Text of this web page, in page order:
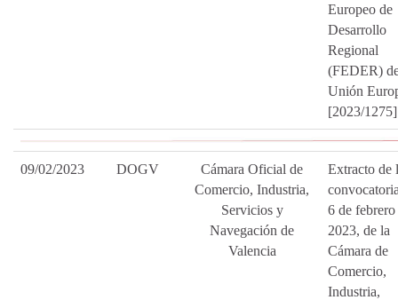
Europeo de
Desarrollo
Regional
(FEDER)
Unión
[2023/1275]
09/02/2023 DOGV
Cámara Oficial de
Comercio, Industria,
Servicios y
Navegación de
Valencia
Extracto de
6 de febrero
2023, de la
Cámara de
Comercio,
Industria,